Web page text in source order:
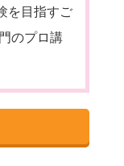
を目指すご
のプロ講